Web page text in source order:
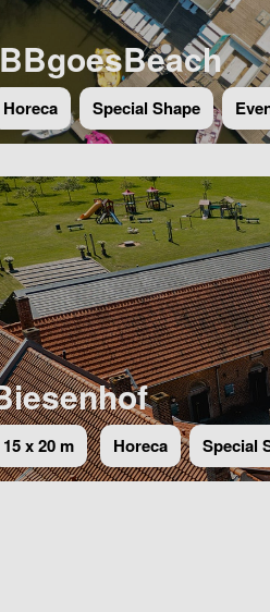
Horeca Special Shape
15 x 20 m Horeca Special